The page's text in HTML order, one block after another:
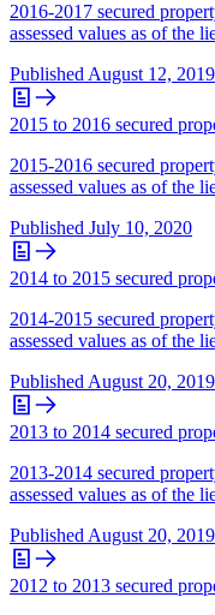
2016-2017 secured
assessed values as of the
PublishedAugust 12, 2019
2015 to 2016 secured
2015-2016 secured
assessed values as of the
Published July 10, 2020
2014 to 2015 secured
2014-2015 secured
assessed values as of the
PublishedAugust 20, 2019
2013 to 2014 secured
2013-2014 secured
assessed values as of the
PublishedAugust 20, 2019
2012 to 2013 secured